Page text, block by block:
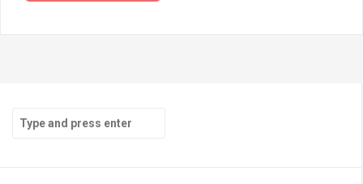
for: